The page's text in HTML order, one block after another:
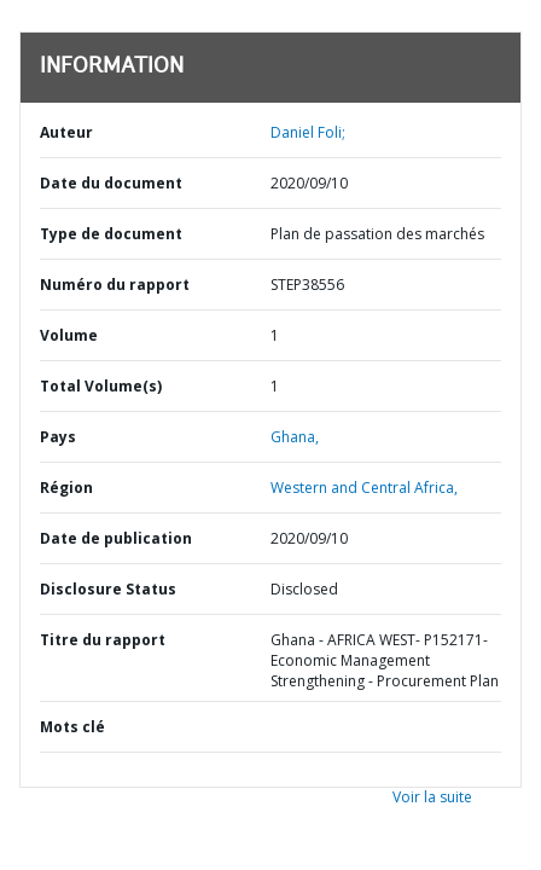
INFORMATION
Auteur Daniel Foli;
Date du document 2020/09/10
Type de document Plan de passation des marchés
Numéro du rapport STEP38556
Volume 1
Total Volume(s) 1
Pays Ghana,
Région Western and Central Africa,
Date de publication 2020/09/10
Disclosure Status Disclosed
Titre du rapport
Ghana - AFRICA WEST- P152171-
Economic Management
Strengthening - Procurement Plan
Mots clé
Voir la suite